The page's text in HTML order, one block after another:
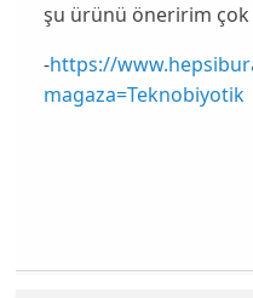
şu ürünü öneririm
-https://
magaza=Teknobiyotik